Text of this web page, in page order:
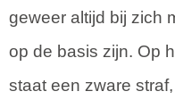
geweer altijd bij zich
op de basis zijn. Op
staat een zware